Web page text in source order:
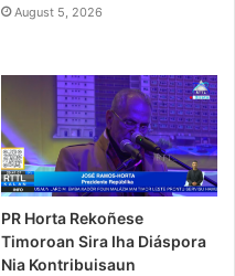
August 5, 2026
PR Horta Rekoñese
Timoroan Sira Iha Diáspora
Nia Kontribuisaun